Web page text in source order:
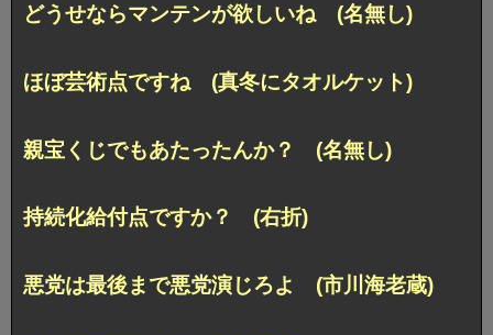
どうせならマンテンが欲しいね (名無し)
ほぼ芸術点ですね (真冬にタオルケット)
親宝くじでもあたったんか？ (名無し)
持続化給付点ですか？ (右折)
悪党は最後まで悪党演じろよ (市川海老蔵)